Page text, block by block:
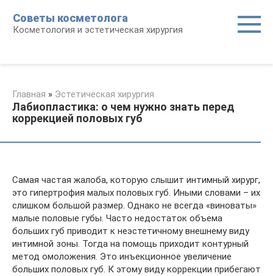
контенту
Советы косметолога
Косметология и эстетическая хирургия
Главная » Эстетическая хирургия
Лабиопластика: о чем нужно знать перед
коррекцией половых губ
Самая частая жалоба, которую слышит интимный хирург,
это гипертрофия малых половых губ. Иными словами – их
слишком большой размер. Однако не всегда «виноваты»
малые половые губы. Часто недостаток объема
больших губ приводит к неэстетичному внешнему виду
интимной зоны. Тогда на помощь приходит контурный
метод омоложения. Это инъекционное увеличение
больших половых губ. К этому виду коррекции прибегают